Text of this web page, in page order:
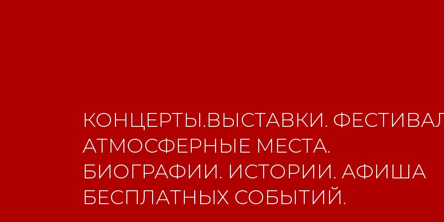
КОНЦЕРТЫ.ВЫСТАВКИ.
АТМОСФЕРНЫЕ МЕСТА.
БИОГРАФИИ. ИСТОРИИ. АФИША
БЕСПЛАТНЫХ СОБЫТИЙ.